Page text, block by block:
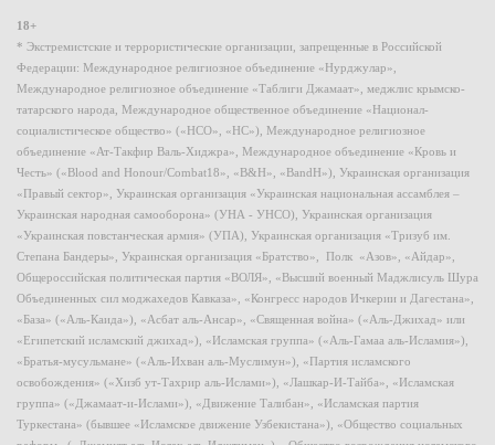
18+
* Экстремистские и террористические организации, запрещенные в Российской
Федерации: Международное религиозное объединение «Нурджулар»,
Международное религиозное объединение «Таблиги Джамаат», меджлис крымско-
татарского народа, Международное общественное объединение «Национал-
социалистическое общество» («НСО», «НС»), Международное религиозное
объединение «Ат-Такфир Валь-Хиджра», Международное объединение «Кровь и
Честь» («Blood and Honour/Combat18», «B&H», «BandH»), Украинская организация
«Правый сектор», Украинская организация «Украинская национальная ассамблея –
Украинская народная самооборона» (УНА - УНСО), Украинская организация
«Украинская повстанческая армия» (УПА), Украинская организация «Тризуб им.
Степана Бандеры», Украинская организация «Братство», Полк «Азов», «Айдар»,
Общероссийская политическая партия «ВОЛЯ», «Высший военный Маджлисуль Шура
Объединенных сил моджахедов Кавказа», «Конгресс народов Ичкерии и Дагестана»,
«База» («Аль-Каида»), «Асбат аль-Ансар», «Священная война» («Аль-Джихад» или
«Египетский исламский джихад»), «Исламская группа» («Аль-Гамаа аль-Исламия»),
«Братья-мусульмане» («Аль-Ихван аль-Муслимун»), «Партия исламского
освобождения» («Хизб ут-Тахрир аль-Ислами»), «Лашкар-И-Тайба», «Исламская
группа» («Джамаат-и-Ислами»), «Движение Талибан», «Исламская партия
Туркестана» (бывшее «Исламское движение Узбекистана»), «Общество социальных